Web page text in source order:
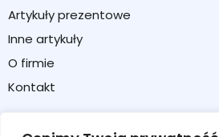
Artykuły prezentowe
Inne artykuły
O firmie
Kontakt